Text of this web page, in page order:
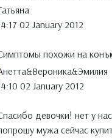
02 January 2012
похожи на
02 January 2012
девочки! нет у
мужа сейчас